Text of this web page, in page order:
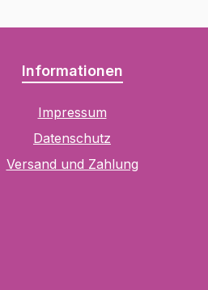
Informationen
Impressum
Datenschutz
Versand und Zahlung